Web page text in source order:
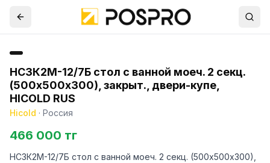
НСЗК2М-12/7Б стол с ванной моеч. 2 секц.
(500х500х300), закрыт., двери-купе,
HICOLD RUS
Hicold · Россия
466 000 тг
НСЗК2М-12/7Б стол с ванной моеч. 2 секц. (500х500х300),